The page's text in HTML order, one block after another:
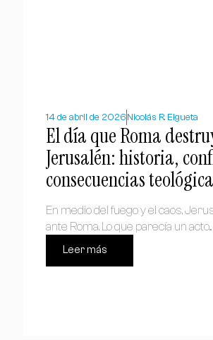
14 de abril de 2026 Nicolás R. Elgueta
El día que Roma
Jerusalén: historia,
consecuencias
el cristianismo
En medio del fuego y el caos,
ante Roma. Lo que parecía un acto...
Leer más